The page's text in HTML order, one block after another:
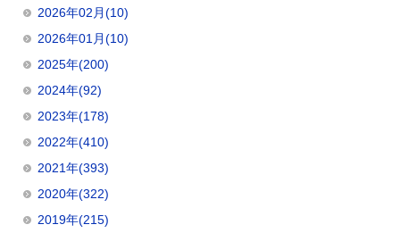
2026年02月(10)
2026年01月(10)
2025年(200)
2024年(92)
2023年(178)
2022年(410)
2021年(393)
2020年(322)
2019年(215)